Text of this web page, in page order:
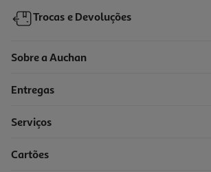
Trocas e Devoluções
Sobre a Auchan
Entregas
Serviços
Cartões